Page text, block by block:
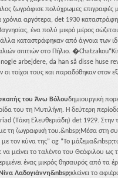
ζωγράφισε πολύχρωμες επιγραφές
χρόνια αργότερα, det 1930
ένα πολύ μικρό μέρος
καταστράφηκαν από άγνοια των
σπιτιών στο Πήλιο.
arbejdere, da han så disse huse
τοίχοι τους και παραδόθηκαν στον
του Άνω Βόλουδημιουργική
του τη Μυτιλήνη. Η δεύτερη
(Τάκη Ελευθεριάδη) det 1929. Στην
τη ζωγραφική του.&nbsp;Μέσα στη
τον κύνα της” og “Το
μείνει το ταλέντο του Θεόφιλου ως
ένας μικρός θησαυρός από
Νίνα Λαδογιάννη&nbsp;κλείνει το